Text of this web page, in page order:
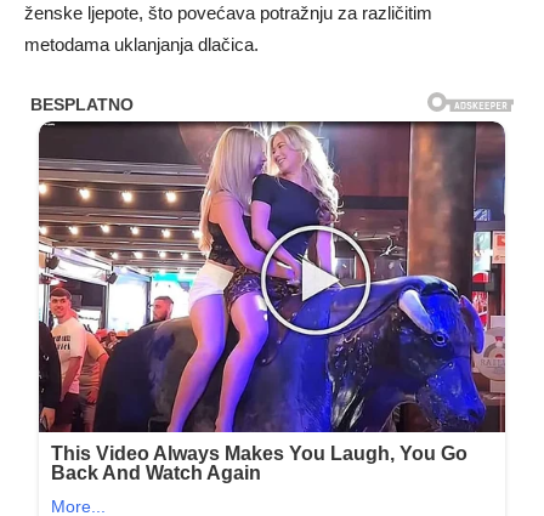
ženske ljepote, što povećava potražnju za različitim
metodama uklanjanja dlačica.